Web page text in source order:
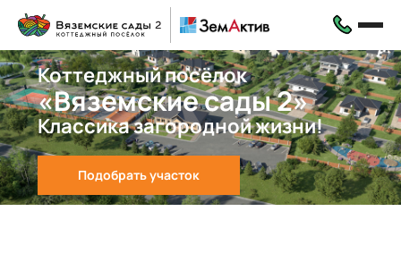
Коттеджный посёлок
«Вяземские сады 2»
Классика загородной жизни!
Подобрать участок